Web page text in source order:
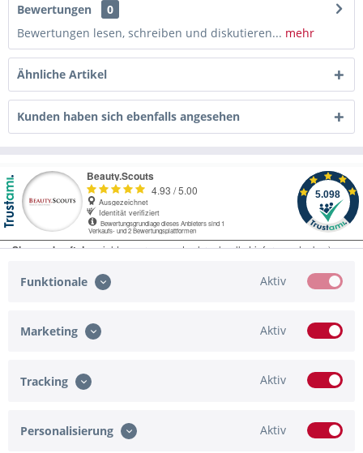
Bewertungen
0
Bewertungen lesen, schreiben und diskutieren... mehr
Ähnliche Artikel
Kunden haben sich ebenfalls angesehen
Service Hotline
Shop Service
Zahlungsmöglichkeiten
Funktionale Aktiv
Marketing Aktiv
Tracking Aktiv
Personalisierung Aktiv